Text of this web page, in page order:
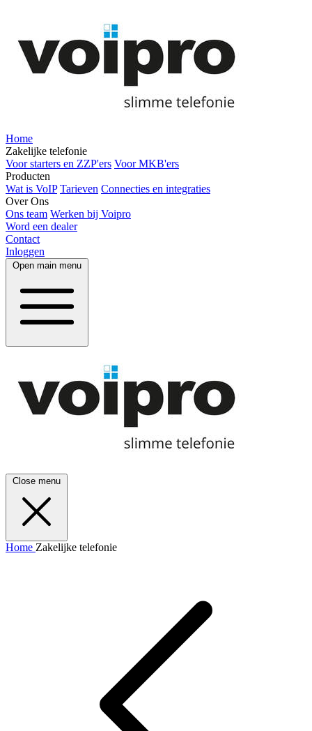
Home
Zakelijke telefonie
Voor starters en ZZP'ers Voor MKB'ers
Producten
Wat is VoIP Tarieven Connecties en integraties
Over Ons
Ons team Werken bij Voipro
Word een dealer
Contact
Inloggen
Open main menu
Close menu
Home Zakelijke telefonie